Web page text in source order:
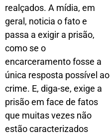
realçados. A mídia, em
geral, noticia o fato e
passa a exigir a prisão,
como se o
encarceramento fosse a
única resposta possível ao
crime. E, diga-se, exige a
prisão em face de fatos
que muitas vezes não
estão caracterizados